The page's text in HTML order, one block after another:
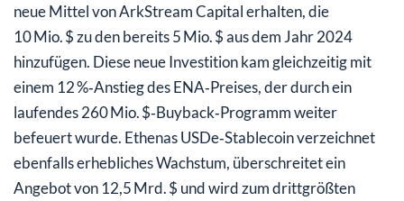
neue Mittel von ArkStream Capital erhalten, die
10 Mio. $ zu den bereits 5 Mio. $ aus dem Jahr 2024
hinzufügen. Diese neue Investition kam gleichzeitig mit
einem 12 %‑Anstieg des ENA‑Preises, der durch ein
laufendes 260 Mio. $‑Buyback‑Programm weiter
befeuert wurde. Ethenas USDe‑Stablecoin verzeichnet
ebenfalls erhebliches Wachstum, überschreitet ein
Angebot von 12,5 Mrd. $ und wird zum drittgrößten